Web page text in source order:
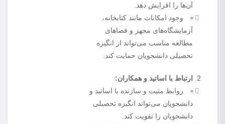
آن‌ها را افزایش دهد.
وجود امکانات مانند کتابخانه،
آزمایشگاه‌های مجهز و فضاهای
مطالعه مناسب می‌تواند از انگیزه
تحصیلی دانشجویان حمایت کند.
ارتباط با اساتید و همکاران:
روابط مثبت و سازنده با اساتید و
دانشجویان می‌تواند انگیزه تحصیلی
دانشجویان را تقویت کند.